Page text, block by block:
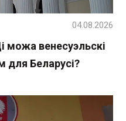
можа венесуэльскі
для Беларусі?
04.08.2026